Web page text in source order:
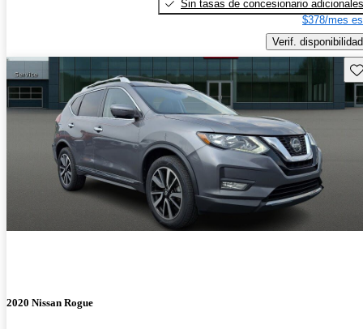
Sin tasas de concesionario adicionales
$378/mes
Verif. disponibilidad
2020 Nissan Rogue